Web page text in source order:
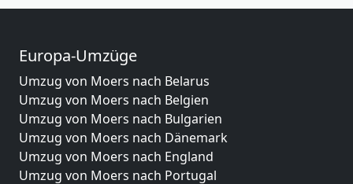
Europa-Umzüge
Umzug von Moers nach Belarus
Umzug von Moers nach Belgien
Umzug von Moers nach Bulgarien
Umzug von Moers nach Dänemark
Umzug von Moers nach England
Umzug von Moers nach Portugal